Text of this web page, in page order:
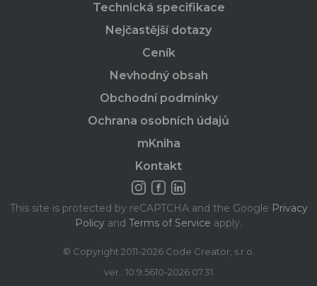
Technická specifikace
Nejčastější dotazy
Ceník
Nevhodný obsah
Obchodní podmínky
Ochrana osobních údajů
mKniha
Kontakt
This site is protected by reCAPTCHA and the Google Privacy
Policy and Terms of Service apply.
© Copyright 2011-2026 Code Creator, s.r.o.
ver.: 10.9.5610-2026.07.31